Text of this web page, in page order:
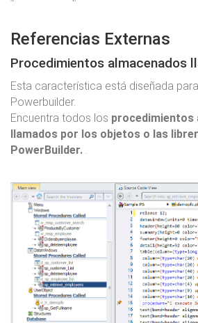
Referencias Externas
Procedimientos almacenados
Esta característica está diseñada
Powerbuilder.
Encuentra todos los procedimientos
llamados por los objetos o las
PowerBuilder.